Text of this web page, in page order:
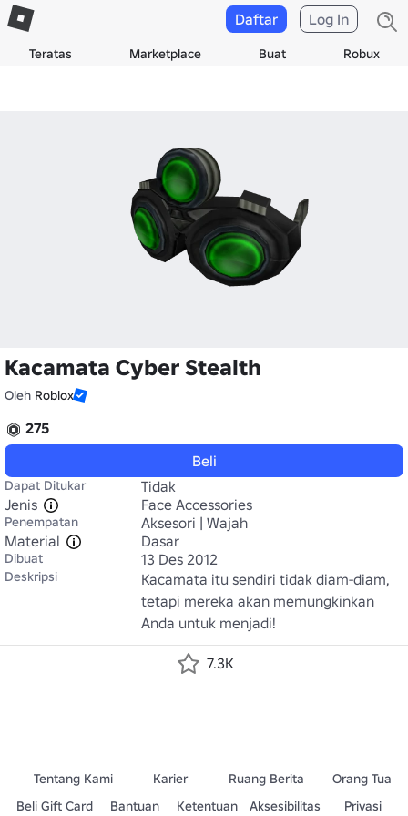
Teratas Marketplace Buat Robux
Daftar Log In
Kacamata Cyber Stealth
Oleh Roblox
275
Beli
Dapat Ditukar
Tidak
Jenis
Face Accessories
Penempatan
Aksesori | Wajah
Material
Dasar
Dibuat 13 Des 2012
Deskripsi
Kacamata itu sendiri tidak diam-diam,
tetapi mereka akan memungkinkan
Anda untuk menjadi!
7.3K
Tentang Kami Karier Ruang Berita
Orang Tua
Beli Gift Card
Bantuan Ketentuan Aksesibilitas Privasi